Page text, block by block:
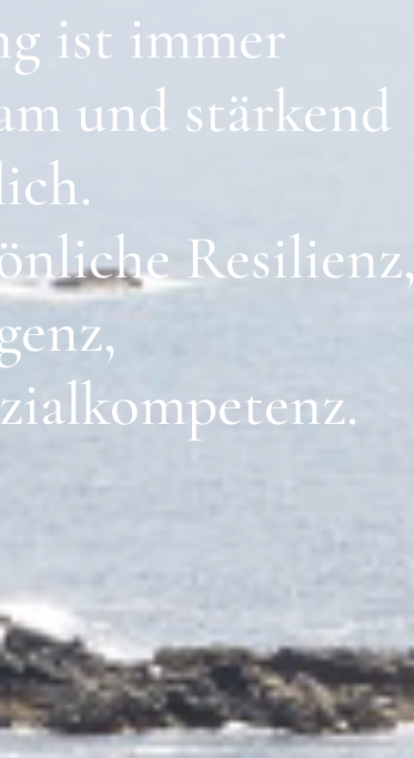
ist immer
und stärkend
Resilienz,